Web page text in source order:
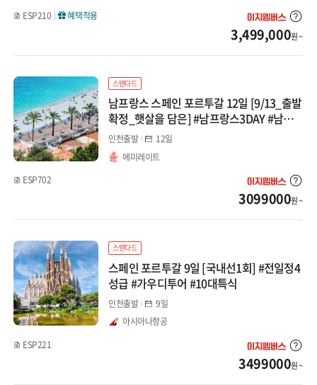
아이슬란드/그린란드
코카서스/아프리카
ESP210
혜택적용
3,499,000원 ~
스탠다드
남프랑스 스페인 포르투갈 12일 [9/13_출발
확정_햇살을 담은] #남프랑스3DAY #남프
랑스8대도시 #칸 #아비뇽 #엑상프로방스 #
최단동선 #리스본IN-니스OUT
인천출발
12일
에미레이트
ESP702
3099000원 ~
스탠다드
스페인 포르투갈 9일 [국내선1회] #전일정4
성급 #가우디투어 #10대특식
인천출발
9일
아시아나항공
ESP221
3499000원 ~